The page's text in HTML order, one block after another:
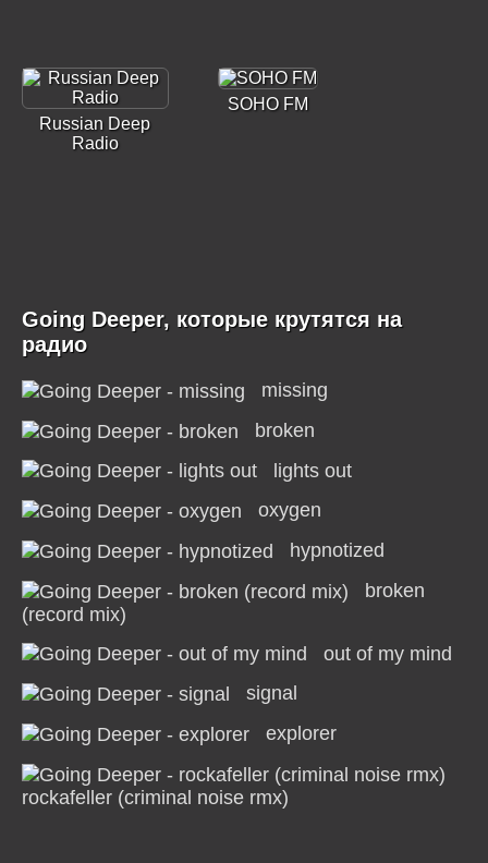
Russian Deep
Radio
SOHO FM
Going Deeper, которые крутятся на
радио
missing
broken
lights out
oxygen
hypnotized
broken
(record mix)
out of my mind
signal
explorer
rockafeller (criminal noise rmx)